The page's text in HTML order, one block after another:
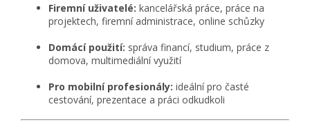
Firemní uživatelé: kancelářská práce, práce na
projektech, firemní administrace, online schůzky
Domácí použití: správa financí, studium, práce z
domova, multimediální využití
Pro mobilní profesionály: ideální pro časté
cestování, prezentace a práci odkudkoli